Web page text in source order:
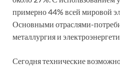
примерно 44% всей мировой
Основными отраслями-
металлургия и
Сегодня технические